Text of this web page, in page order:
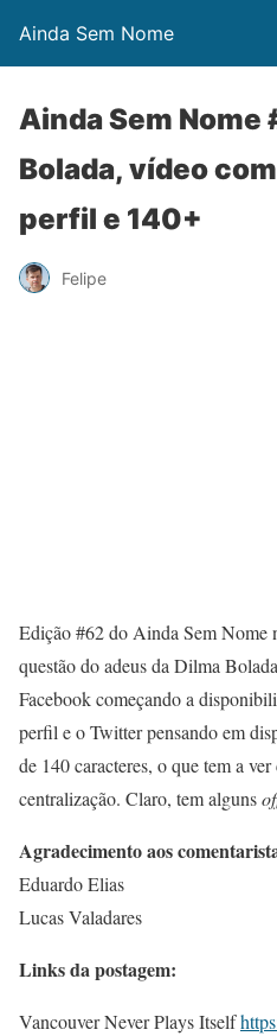
Ainda Sem Nome
Ainda Sem Nome
Bolada, vídeo
perfil e 140+
Felipe
Edição #62 do Ainda Sem Nome
questão do adeus da Dilma
Facebook começando a
perfil e o Twitter pensando em
de 140 caracteres, o que tem a
centralização. Claro, tem alguns
Agradecimento aos
Eduardo Elias
Lucas Valadares
Links da postagem:
Vancouver Never Plays Itself